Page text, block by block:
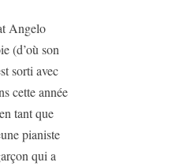
Angelo
(d’où son
sorti avec
cette année
tant que
pianiste
qui a